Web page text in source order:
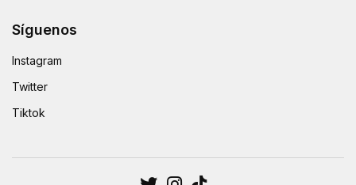
Síguenos
Instagram
Twitter
Tiktok